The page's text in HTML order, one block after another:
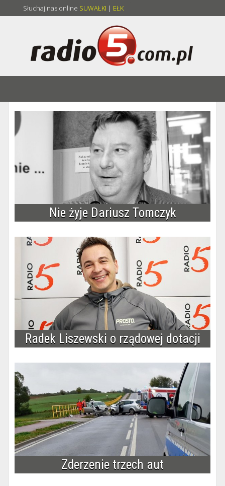
Słuchaj nas online SUWAŁKI | EŁK
Nie żyje Dariusz Tomczyk
Radek Liszewski o rządowej dotacji
Zderzenie trzech aut